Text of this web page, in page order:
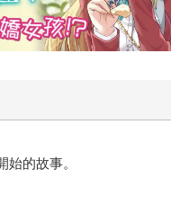
的故事。